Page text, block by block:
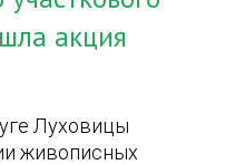
акция
Луховицы
живописных